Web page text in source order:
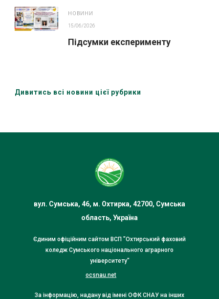
НОВИНИ
15/06/2026
Підсумки експерименту
Дивитись всі новини цієї рубрики
вул. Сумська, 46, м. Охтирка, 42700, Сумська
область, Україна
Єдиним офіційним сайтом ВСП "Охтирський фаховий
коледж Сумського національного аграрного
університету"
ocsnau.net
За інформацію, надану від імені ОФК СНАУ на інших